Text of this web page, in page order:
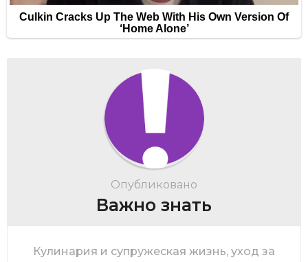
Опубликовано
Важно знать
Кулинария и супружеская жизнь, уход за